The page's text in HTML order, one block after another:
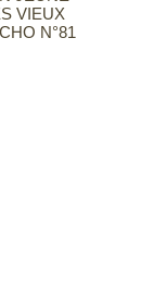
VIEUX
N°81